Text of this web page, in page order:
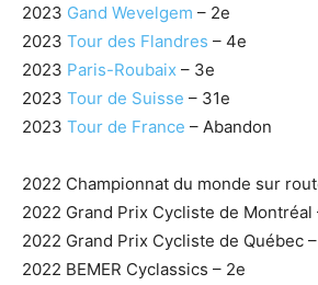
2023 Gand Wevelgem – 2e
2023 Tour des Flandres – 4e
2023 Paris-Roubaix – 3e
2023 Tour de Suisse – 31e
2023 Tour de France – Abandon
2022 Championnat du monde sur
2022 Grand Prix Cycliste de Montréal
2022 Grand Prix Cycliste de Québec
2022 BEMER Cyclassics – 2e